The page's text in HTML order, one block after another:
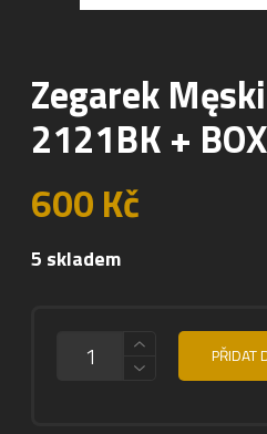
Zegarek
2121BK + BOX
600Kč
5 skladem
PŘIDAT